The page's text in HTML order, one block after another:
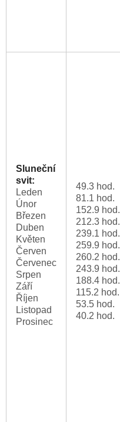
Sluneční
svit:
Leden
Únor
Březen
Duben
Květen
Červen
Červenec
Srpen
Září
Říjen
Listopad
Prosinec
49.3 hod.
81.1 hod.
152.9 hod.
212.3 hod.
239.1 hod.
259.9 hod.
260.2 hod.
243.9 hod.
188.4 hod.
115.2 hod.
53.5 hod.
40.2 hod.